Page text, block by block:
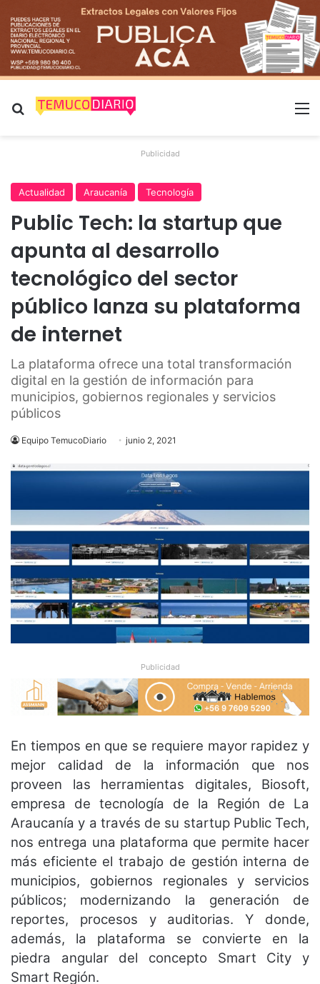
Buscar por
Publicidad
Actualidad Araucanía Tecnología
Public Tech: la startup que
apunta al desarrollo
tecnológico del sector
público lanza su plataforma
de internet
La plataforma ofrece una total transformación
digital en la gestión de información para
municipios, gobiernos regionales y servicios
públicos
Equipo TemucoDiario junio 2, 2021
Publicidad
En tiempos en que se requiere mayor rapidez y
mejor calidad de la información que nos
proveen las herramientas digitales, Biosoft,
empresa de tecnología de la Región de La
Araucanía y a través de su startup Public Tech,
nos entrega una plataforma que permite hacer
más eficiente el trabajo de gestión interna de
municipios, gobiernos regionales y servicios
públicos; modernizando la generación de
reportes, procesos y auditorias. Y donde,
además, la plataforma se convierte en la
piedra angular del concepto Smart City y
Smart Región.